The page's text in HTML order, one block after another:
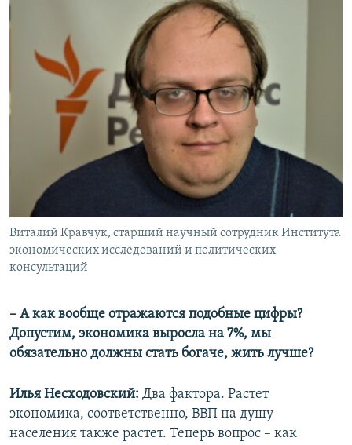
Виталий Кравчук, старший научный сотрудник Института
экономических исследований и политических
консультаций
– А как вообще отражаются подобные цифры?
Допустим, экономика выросла на 7%, мы
обязательно должны стать богаче, жить лучше?
Илья Несходовский: Два фактора. Растет
экономика, соответственно, ВВП на душу
населения также растет. Теперь вопрос – как